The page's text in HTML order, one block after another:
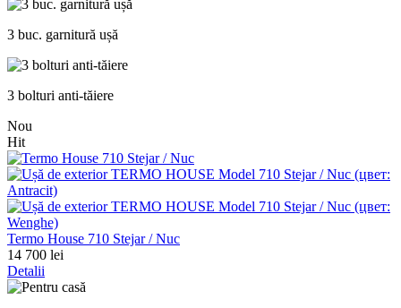
3 buc. garnitură ușă
3 bolturi anti-tăiere
Nou
Hit
Termo House 710 Stejar / Nuc
14 700 lei
Detalii